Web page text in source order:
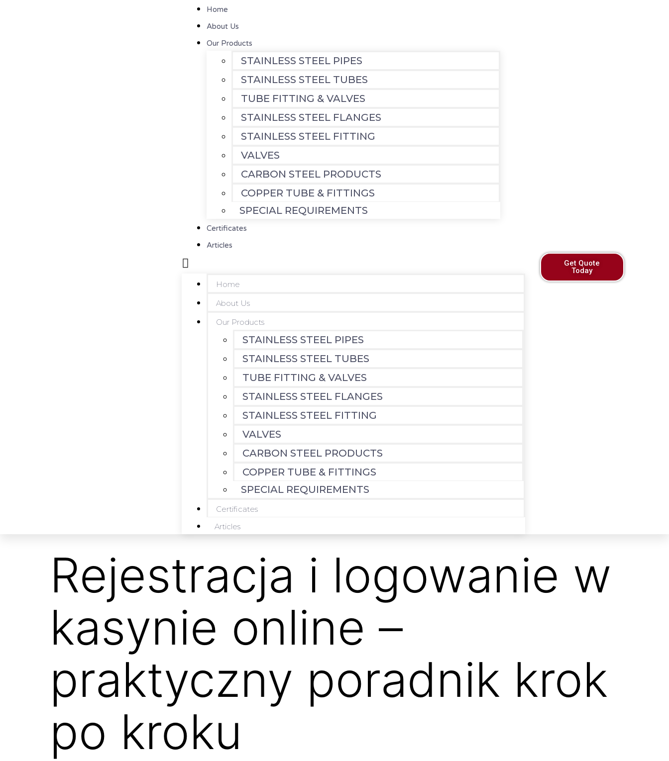
Home
About Us
Our Products
STAINLESS STEEL PIPES
STAINLESS STEEL TUBES
TUBE FITTING & VALVES
STAINLESS STEEL FLANGES
STAINLESS STEEL FITTING
VALVES
CARBON STEEL PRODUCTS
COPPER TUBE & FITTINGS
SPECIAL REQUIREMENTS
Certificates
Articles
Home
About Us
Our Products
STAINLESS STEEL PIPES
STAINLESS STEEL TUBES
TUBE FITTING & VALVES
STAINLESS STEEL FLANGES
STAINLESS STEEL FITTING
VALVES
CARBON STEEL PRODUCTS
COPPER TUBE & FITTINGS
SPECIAL REQUIREMENTS
Certificates
Articles
Get Quote
Today
Rejestracja i logowanie w
kasynie online –
praktyczny poradnik krok
po kroku